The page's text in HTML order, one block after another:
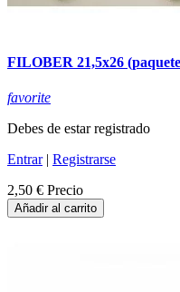
FILOBER 21,5x26
favorite
Debes de estar registrado
Entrar| Registrarse
2,50 € Precio
Añadir al carrito